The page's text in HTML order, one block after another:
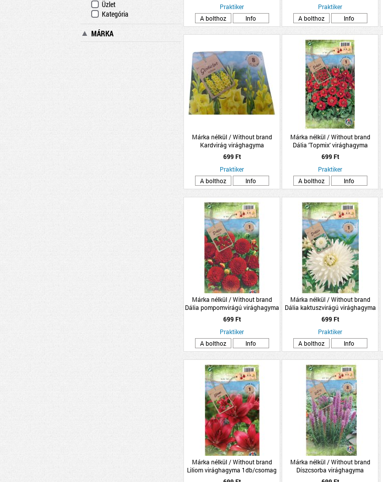
Üzlet
Kategória
MÁRKA
Praktiker
A bolthoz
Info
Praktiker
A bolthoz
Info
Márka nélkül / Without brand
Kardvirág virághagyma
10db/csomag sárga
699 Ft
Praktiker
A bolthoz
Info
Márka nélkül / Without brand
Dália 'Topmix' virághagyma
1db/csomag piros
699 Ft
Praktiker
A bolthoz
Info
Márka nélkül / Without brand
Dália pompomvirágú virághagyma
1db/csomag piros
699 Ft
Praktiker
A bolthoz
Info
Márka nélkül / Without brand
Dália kaktuszvirágú virághagyma
1db/csomag fehér
699 Ft
Praktiker
A bolthoz
Info
Márka nélkül / Without brand
Liliom virághagyma 1db/csomag
piros
Márka nélkül / Without brand
Díszcsorba virághagyma
8db/csomag kék